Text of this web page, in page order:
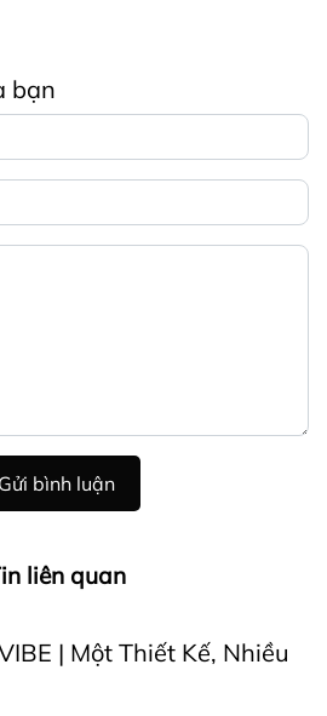
bạn
Gửi bình luận
liên quan
| Một Thiết Kế, Nhiều